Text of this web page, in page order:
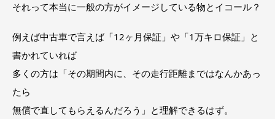
それって本当に一般の方がイメージしている物とイコール？
例えば中古車で言えば「12ヶ月保証」や「1万キロ保証」と
書かれていれば
多くの方は「その期間内に、その走行距離まではなんかあっ
たら
無償で直してもらえるんだろう」と理解できるはず。